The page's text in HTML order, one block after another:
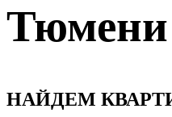
Тюмени
НАЙДЕМ